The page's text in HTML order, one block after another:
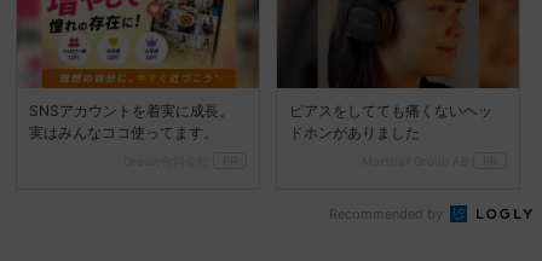
SNSアカウントを着実に成長。
実はみんなココ使ってます。
ピアスをしてても痛くないヘッ
ドホンがありました
Recommended by